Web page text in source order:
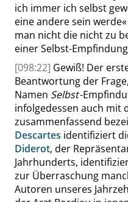
ich immer ich selbst
eine andere sein werde«
man nicht die nicht zu
einer Selbst-
[098:22] Gewiß! Der
Beantwortung der
Namen Selbst-
infolgedessen auch mit
zusammenfassend
Descartes identifiziert
Diderot, der
Jahrhunderts,
zur Überraschung
Autoren unseres